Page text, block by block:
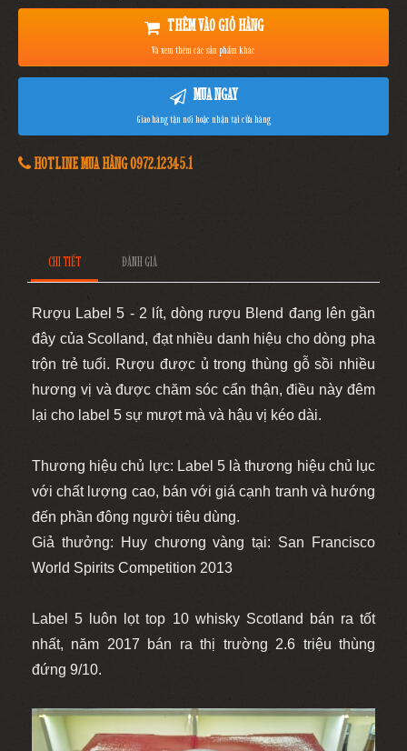
THÊM VÀO GIỎ HÀNG
Và xem thêm các sản phẩm khác
MUA NGAY
Giao hàng tận nơi hoặc nhận tại cửa hàng
HOTLINE MUA HÀNG 0972.12345.1
CHI TIẾT ĐÁNH GIÁ
Rượu Label 5 - 2 lít, dòng rượu Blend đang lên gần
đây của Scolland, đạt nhiều danh hiệu cho dòng pha
trộn trẻ tuổi. Rượu được ủ trong thùng gỗ sồi nhiều
hương vị và được chăm sóc cẩn thận, điều này đêm
lại cho label 5 sự mượt mà và hậu vị kéo dài.
Thương hiệu chủ lực: Label 5 là thương hiệu chủ lục
với chất lượng cao, bán với giá cạnh tranh và hướng
đến phần đông người tiêu dùng.
Giả thưởng: Huy chương vàng tại: San Francisco
World Spirits Competition 2013
Label 5 luôn lọt top 10 whisky Scotland bán ra tốt
nhất, năm 2017 bán ra thị trường 2.6 triệu thùng
đứng 9/10.